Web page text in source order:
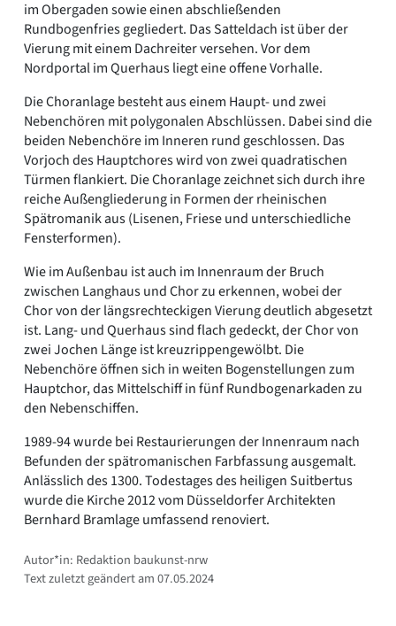
im Obergaden sowie einen abschließenden
Rundbogenfries gegliedert. Das Satteldach ist über der
Vierung mit einem Dachreiter versehen. Vor dem
Nordportal im Querhaus liegt eine offene Vorhalle.
Die Choranlage besteht aus einem Haupt- und zwei
Nebenchören mit polygonalen Abschlüssen. Dabei sind die
beiden Nebenchöre im Inneren rund geschlossen. Das
Vorjoch des Hauptchores wird von zwei quadratischen
Türmen flankiert. Die Choranlage zeichnet sich durch ihre
reiche Außengliederung in Formen der rheinischen
Spätromanik aus (Lisenen, Friese und unterschiedliche
Fensterformen).
Wie im Außenbau ist auch im Innenraum der Bruch
zwischen Langhaus und Chor zu erkennen, wobei der
Chor von der längsrechteckigen Vierung deutlich abgesetzt
ist. Lang- und Querhaus sind flach gedeckt, der Chor von
zwei Jochen Länge ist kreuzrippengewölbt. Die
Nebenchöre öffnen sich in weiten Bogenstellungen zum
Hauptchor, das Mittelschiff in fünf Rundbogenarkaden zu
den Nebenschiffen.
1989-94 wurde bei Restaurierungen der Innenraum nach
Befunden der spätromanischen Farbfassung ausgemalt.
Anlässlich des 1300. Todestages des heiligen Suitbertus
wurde die Kirche 2012 vom Düsseldorfer Architekten
Bernhard Bramlage umfassend renoviert.
Autor*in: Redaktion baukunst-nrw
Text zuletzt geändert am 07.05.2024